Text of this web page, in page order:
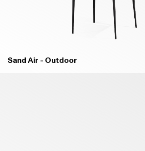
Sand Air - Outdoor